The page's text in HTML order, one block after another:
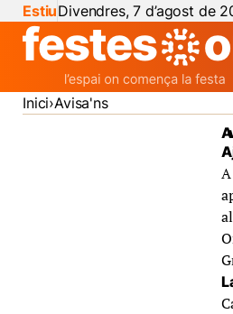
EstiuDivendres, 7 d’agost de
Inici Avisa'ns